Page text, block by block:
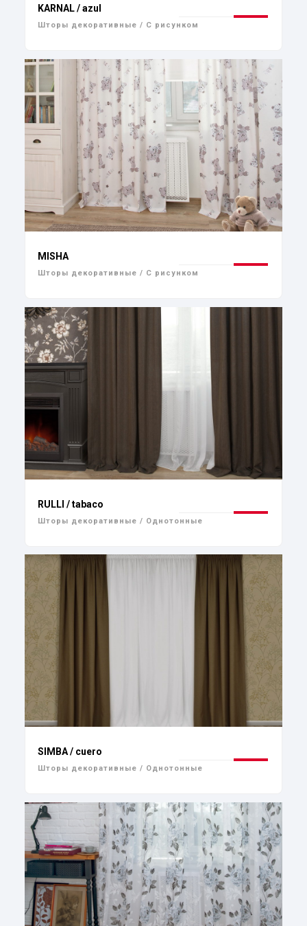
KARNAL / azul
Шторы декоративные / С рисунком
MISHA
Шторы декоративные / С рисунком
RULLI / tabaco
Шторы декоративные / Однотонные
SIMBA / cuero
Шторы декоративные / Однотонные